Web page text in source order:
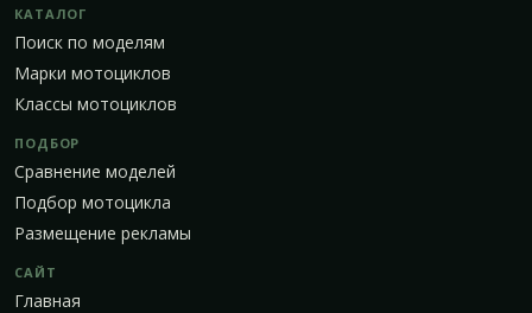
КАТАЛОГ
Поиск по моделям
Марки мотоциклов
Классы мотоциклов
ПОДБОР
Сравнение моделей
Подбор мотоцикла
Размещение рекламы
САЙТ
Главная